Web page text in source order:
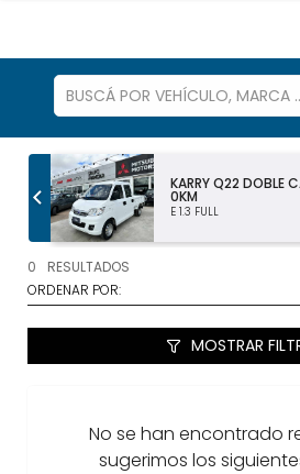
TODOS LOS
PICKUP Y DOBLE
VENDÉ
KARRY Q22 DOBLE
0KM
E 1.3 FULL
0
RESULTADOS
ORDENAR POR:
MOSTRAR
No se han encontrado
sugerimos los